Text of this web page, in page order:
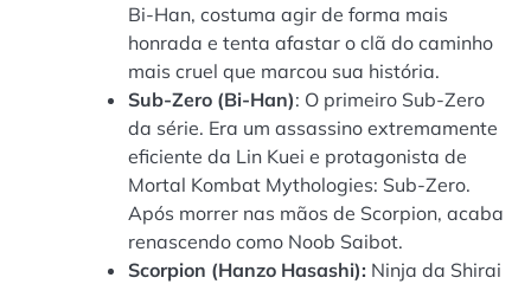
Bi-Han, costuma agir de forma mais
honrada e tenta afastar o clã do caminho
mais cruel que marcou sua história.
Sub-Zero (Bi-Han): O primeiro Sub-Zero
da série. Era um assassino extremamente
eficiente da Lin Kuei e protagonista de
Mortal Kombat Mythologies: Sub-Zero.
Após morrer nas mãos de Scorpion, acaba
renascendo como Noob Saibot.
Scorpion (Hanzo Hasashi): Ninja da Shirai